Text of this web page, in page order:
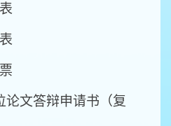
论文答辩申请书（复